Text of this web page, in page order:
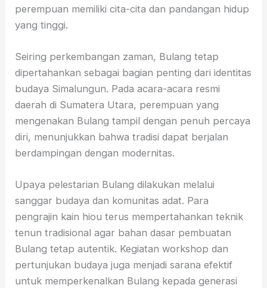
perempuan memiliki cita-cita dan pandangan hidup
yang tinggi.
Seiring perkembangan zaman, Bulang tetap
dipertahankan sebagai bagian penting dari identitas
budaya Simalungun. Pada acara-acara resmi
daerah di Sumatera Utara, perempuan yang
mengenakan Bulang tampil dengan penuh percaya
diri, menunjukkan bahwa tradisi dapat berjalan
berdampingan dengan modernitas.
Upaya pelestarian Bulang dilakukan melalui
sanggar budaya dan komunitas adat. Para
pengrajin kain hiou terus mempertahankan teknik
tenun tradisional agar bahan dasar pembuatan
Bulang tetap autentik. Kegiatan workshop dan
pertunjukan budaya juga menjadi sarana efektif
untuk memperkenalkan Bulang kepada generasi